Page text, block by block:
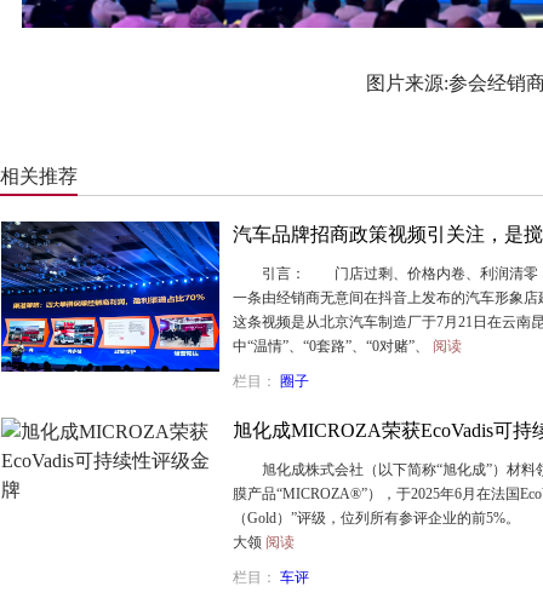
图片来源:参会经销
相关推荐
汽车品牌招商政策视频引关注，是
引言： 门店过剩、价格内卷、利润清零
一条由经销商无意间在抖音上发布的汽车形象
这条视频是从北京汽车制造厂于7月21日在云南
中“温情”、“0套路”、“0对赌”、 阅读
栏目： 圈子
旭化成MICROZA荣获EcoVadis可持
旭化成株式会社（以下简称“旭化成”）材料
膜产品“MICROZA®”），于2025年6月在法国
（Gold）”评级，位列所有参评企业的前5%
大领 阅读
栏目： 车评